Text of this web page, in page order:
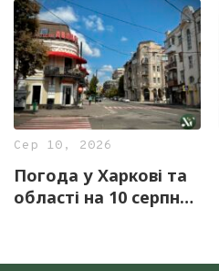
Сер 10, 2026
Погода у Харкові та
області на 10 серпня